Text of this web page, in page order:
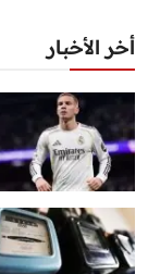
أخر الأخبار